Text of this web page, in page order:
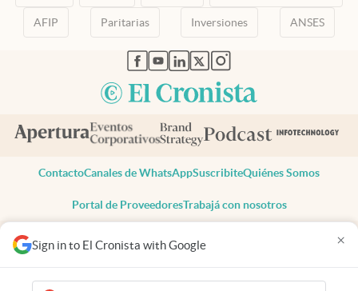
Sign in to El Cronista with Google ×
AFIP Paritarias Inversiones ANSES
abre en nueva pestaña
abre en nueva pestaña
abre en nueva pestaña
abre en nueva pestaña
abre en nueva pestaña
ContactoCanales de WhatsAppSuscribiteQuiénes Somos
Portal de ProveedoresTrabajá con nosotros
Todos los derechos reservados
Privacidad